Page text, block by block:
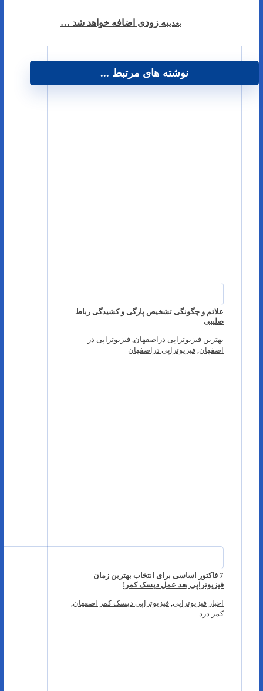
بعدیبه زودی اضافه خواهد شد …
نوشته های مرتبط ...
علائم و چگونگی تشخیص پارگی و کشیدگی رباط
صلیبی
بهترین فیزیوتراپی دراصفهان, فیزیوتراپی در
اصفهان, فیزیوتراپی دراصفهان
7 فاکتور اساسی برای انتخاب بهترین زمان
فیزیوتراپی بعد عمل دیسک کمر!
اخبار فیزیوتراپی, فیزیوتراپی دیسک کمر اصفهان,
کمر درد